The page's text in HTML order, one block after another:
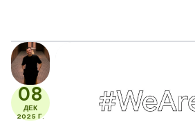
08
ДЕК
2025 Г.